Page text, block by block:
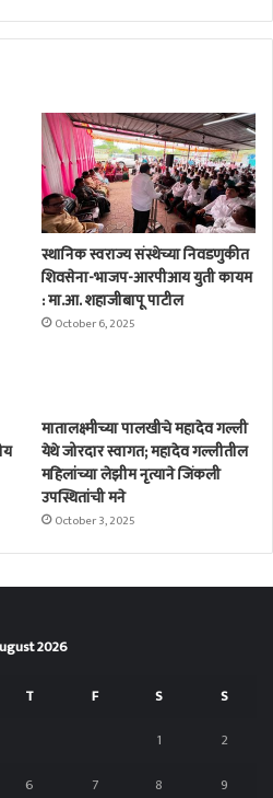
स्थानिक स्वराज्य संस्थेच्या निवडणुकीत
शिवसेना-भाजप-आरपीआय युती कायम
: मा.आ. शहाजीबापू पाटील
October 6, 2025
मातालक्ष्मीच्या पालखीचे महादेव गल्ली
येथे जोरदार स्वागत; महादेव गल्लीतील
महिलांच्या लेझीम नृत्याने जिंकली
उपस्थितांची मने
October 3, 2025
2026
T F S
S
1
2
6 7 8
9